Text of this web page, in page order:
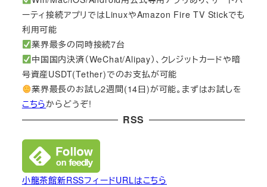
ーティ接続アプリではLinuxやAmazon Fire TV Stickでも
利用可能
業界最多の同時接続7台
中国国内決済（WeChat/Alipay）、クレジットカードや暗
号資産USDT(Tether)でのお支払が可能
業界最長のお試し2週間(14日)が可能。まずはお試しを
こちらからどうぞ!
RSS
小龍茶館新RSSフィードURLはこちら